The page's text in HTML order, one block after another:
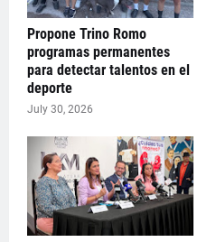
Propone Trino Romo
programas permanentes
para detectar talentos en el
deporte
July 30, 2026